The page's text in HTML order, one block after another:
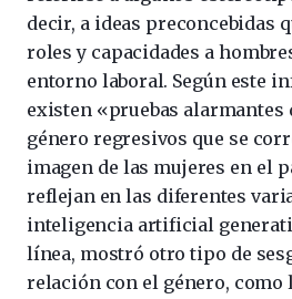
decir, a ideas preconcebidas
roles y capacidades a
entorno laboral. Según este
existen «pruebas alarmantes
género regresivos que se
imagen de las mujeres en el
reflejan en las diferentes
inteligencia artificial
línea, mostró otro tipo de
relación con el género,